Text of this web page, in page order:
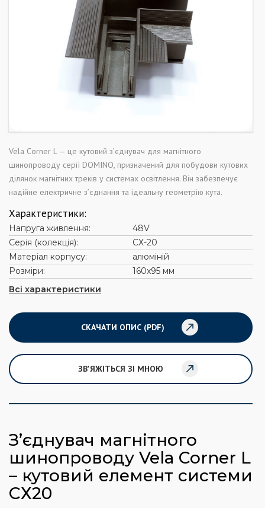
Vela Corner L — це кутовий з’єднувач для магнітного
шинопроводу серії DOMINO, призначений для побудови кутових
ділянок магнітних треків у системах освітлення. Він забезпечує
надійне електричне з’єднання та ідеальну геометрію кута.
Характеристики:
Напруга живлення:
48V
Серія (колекція):
СХ-20
Матеріал корпусу:
алюміній
Розміри:
160х95 мм
Всі характеристики
СКАЧАТИ ОПИС (PDF)
ЗВ'ЯЖІТЬСЯ ЗІ МНОЮ
З’єднувач магнітного
шинопроводу Vela Corner L
– кутовий елемент системи
СХ20